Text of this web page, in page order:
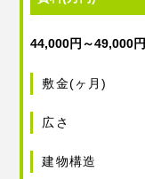
44,000円～49,000円
敷金(ヶ月)
広さ
建物構造